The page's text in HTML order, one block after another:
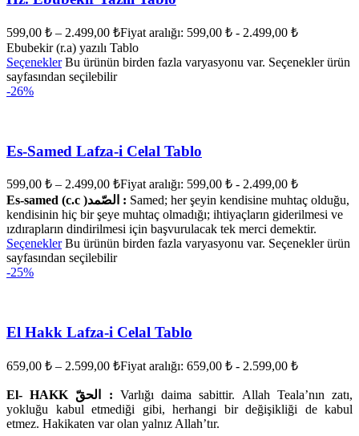
599,00 ₺ – 2.499,00 ₺Fiyat aralığı: 599,00 ₺ - 2.499,00 ₺
Ebubekir (r.a) yazılı Tablo
Seçenekler Bu ürünün birden fazla varyasyonu var. Seçenekler ürün
sayfasından seçilebilir
-26%
Es-Samed Lafza-i Celal Tablo
599,00 ₺ – 2.499,00 ₺Fiyat aralığı: 599,00 ₺ - 2.499,00 ₺
Es-samed (c.c )الصّمد : Samed; her şeyin kendisine muhtaç olduğu,
kendisinin hiç bir şeye muhtaç olmadığı; ihtiyaçların giderilmesi ve
ızdırapların dindirilmesi için başvurulacak tek merci demektir.
Seçenekler Bu ürünün birden fazla varyasyonu var. Seçenekler ürün
sayfasından seçilebilir
-25%
El Hakk Lafza-i Celal Tablo
659,00 ₺ – 2.599,00 ₺Fiyat aralığı: 659,00 ₺ - 2.599,00 ₺
El- HAKK الحقّ : Varlığı daima sabittir. Allah Teala’nın zatı,
yokluğu kabul etmediği gibi, herhangi bir değişikliği de kabul
etmez. Hakikaten var olan yalnız Allah’tır.